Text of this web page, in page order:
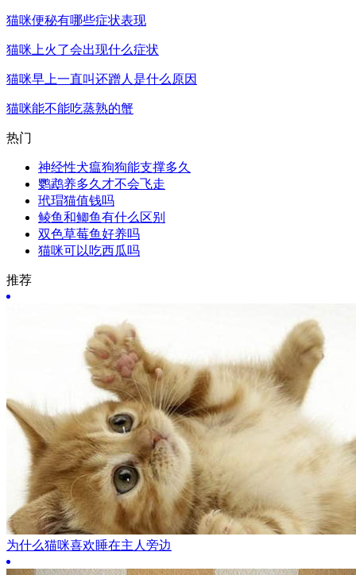
猫咪便秘有哪些症状表现
猫咪上火了会出现什么症状
猫咪早上一直叫还蹭人是什么原因
猫咪能不能吃蒸熟的蟹
热门
神经性犬瘟狗狗能支撑多久
鹦鹉养多久才不会飞走
玳瑁猫值钱吗
鲮鱼和鲫鱼有什么区别
双色草莓鱼好养吗
猫咪可以吃西瓜吗
推荐
为什么猫咪喜欢睡在主人旁边